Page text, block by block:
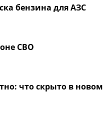
бензина для АЗС
СВО
что скрыто в новом